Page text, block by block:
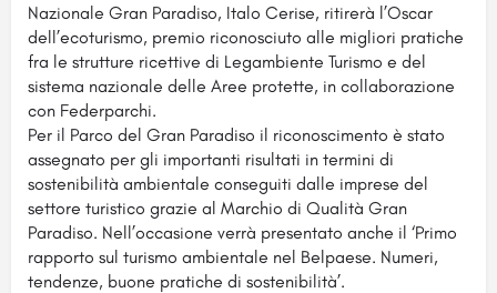
Nazionale Gran Paradiso, Italo Cerise, ritirerà l’Oscar
dell’ecoturismo, premio riconosciuto alle migliori pratiche
fra le strutture ricettive di Legambiente Turismo e del
sistema nazionale delle Aree protette, in collaborazione
con Federparchi.
Per il Parco del Gran Paradiso il riconoscimento è stato
assegnato per gli importanti risultati in termini di
sostenibilità ambientale conseguiti dalle imprese del
settore turistico grazie al Marchio di Qualità Gran
Paradiso. Nell’occasione verrà presentato anche il ‘Primo
rapporto sul turismo ambientale nel Belpaese. Numeri,
tendenze, buone pratiche di sostenibilità’.